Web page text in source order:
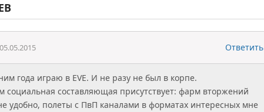
05.05.2015 Ответить
года играю в EVE. И не разу не был в корпе.
социальная составляющая присутствует: фарм вторжений
удобно, полеты с ПвП каналами в форматах интересных мне